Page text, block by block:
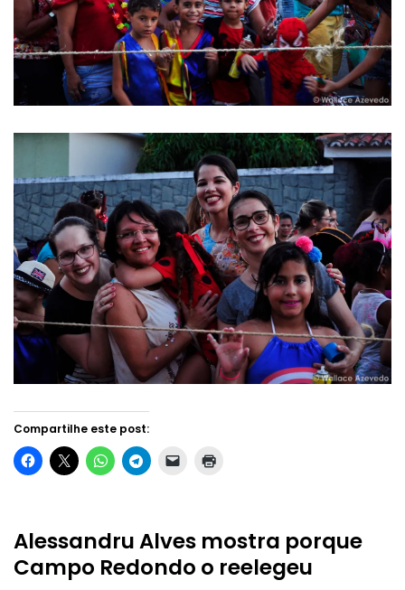
Compartilhe este post:
Alessandru Alves mostra porque
Campo Redondo o reelegeu